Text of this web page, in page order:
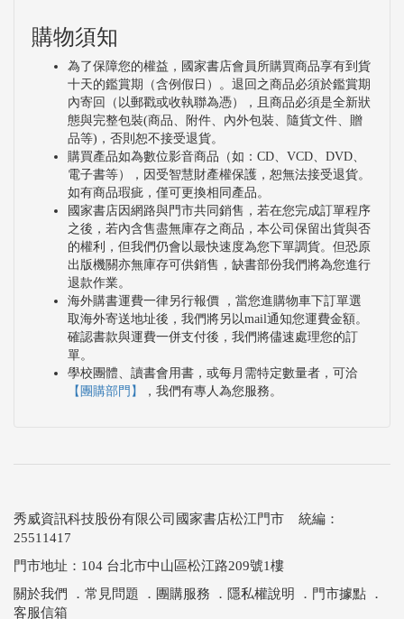
購物須知
為了保障您的權益，國家書店會員所購買商品享有到貨
十天的鑑賞期（含例假日）。退回之商品必須於鑑賞期
內寄回（以郵戳或收執聯為憑），且商品必須是全新狀
態與完整包裝(商品、附件、內外包裝、隨貨文件、贈
品等)，否則恕不接受退貨。
購買產品如為數位影音商品（如：CD、VCD、DVD、
電子書等），因受智慧財產權保護，恕無法接受退貨。
如有商品瑕疵，僅可更換相同產品。
國家書店因網路與門市共同銷售，若在您完成訂單程序
之後，若內含售盡無庫存之商品，本公司保留出貨與否
的權利，但我們仍會以最快速度為您下單調貨。但恐原
出版機關亦無庫存可供銷售，缺書部份我們將為您進行
退款作業。
海外購書運費一律另行報價 ，當您進購物車下訂單選
取海外寄送地址後，我們將另以mail通知您運費金額。
確認書款與運費一併支付後，我們將儘速處理您的訂
單。
學校團體、讀書會用書，或每月需特定數量者，可洽
【團購部門】
，我們有專人為您服務。
秀威資訊科技股份有限公司國家書店松江門市 統編：
25511417
門市地址：104 台北市中山區松江路209號1樓
關於我們
． 常見問題 ． 團購服務 ． 隱私權說明 ． 門市據點 ．
客服信箱